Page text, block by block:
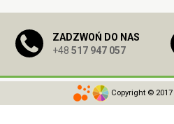
ZADZWOŃ DO NAS
+48 517 947 057
Copyright © 2017